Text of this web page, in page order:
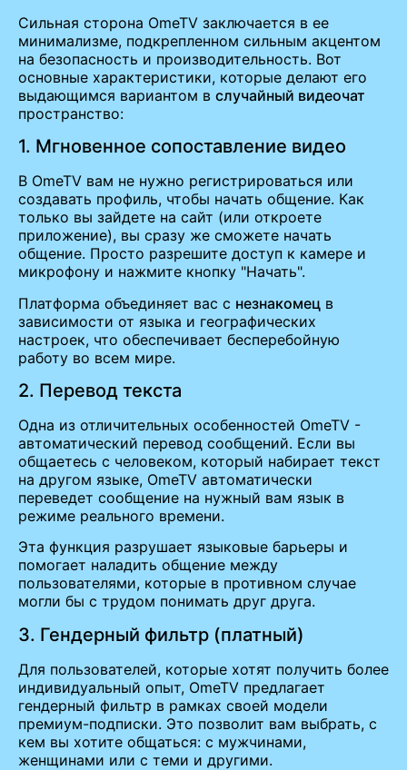
Сильная сторона OmeTV заключается в ее
минимализме, подкрепленном сильным акцентом
на безопасность и производительность. Вот
основные характеристики, которые делают его
выдающимся вариантом в случайный видеочат
пространство:
1. Мгновенное сопоставление видео
В OmeTV вам не нужно регистрироваться или
создавать профиль, чтобы начать общение. Как
только вы зайдете на сайт (или откроете
приложение), вы сразу же сможете начать
общение. Просто разрешите доступ к камере и
микрофону и нажмите кнопку "Начать".
Платформа объединяет вас с незнакомец в
зависимости от языка и географических
настроек, что обеспечивает бесперебойную
работу во всем мире.
2. Перевод текста
Одна из отличительных особенностей OmeTV -
автоматический перевод сообщений. Если вы
общаетесь с человеком, который набирает текст
на другом языке, OmeTV автоматически
переведет сообщение на нужный вам язык в
режиме реального времени.
Эта функция разрушает языковые барьеры и
помогает наладить общение между
пользователями, которые в противном случае
могли бы с трудом понимать друг друга.
3. Гендерный фильтр (платный)
Для пользователей, которые хотят получить более
индивидуальный опыт, OmeTV предлагает
гендерный фильтр в рамках своей модели
премиум-подписки. Это позволит вам выбрать, с
кем вы хотите общаться: с мужчинами,
женщинами или с теми и другими.